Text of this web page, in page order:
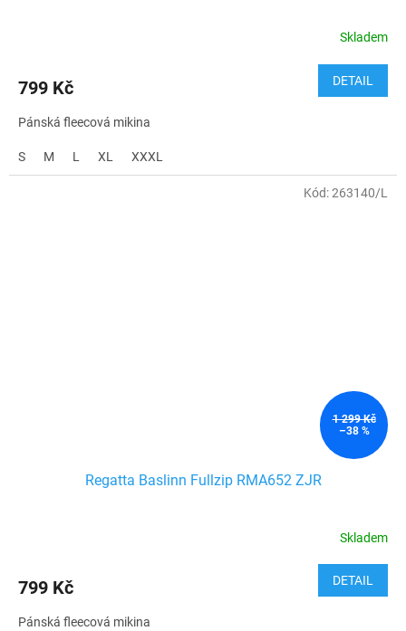
Skladem
799 Kč DETAIL
Pánská fleecová mikina
S M L XL XXXL
1 299 Kč
–38 %
Regatta Baslinn Fullzip RMA652 ZJR
Skladem
799 Kč DETAIL
Pánská fleecová mikina
Kód:263140/L